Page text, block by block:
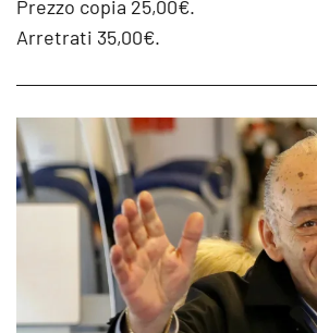
Prezzo copia 25,00€.
Arretrati 35,00€.